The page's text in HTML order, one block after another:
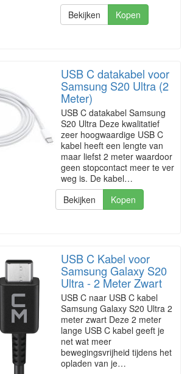
Bekijken Kopen
USB C datakabel voor
Samsung S20 Ultra (2
Meter)
USB C datakabel Samsung
S20 Ultra Deze kwalitatief
zeer hoogwaardige USB C
kabel heeft een lengte van
maar liefst 2 meter waardoor
geen stopcontact meer te ver
weg is. De kabel…
Bekijken Kopen
USB C Kabel voor
Samsung Galaxy S20
Ultra - 2 Meter Zwart
USB C naar USB C kabel
Samsung Galaxy S20 Ultra 2
meter zwart Deze 2 meter
lange USB C kabel geeft je
net wat meer
bewegingsvrijheid tijdens het
opladen van je…